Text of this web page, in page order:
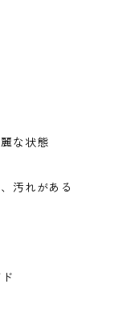
な状態
汚れがある